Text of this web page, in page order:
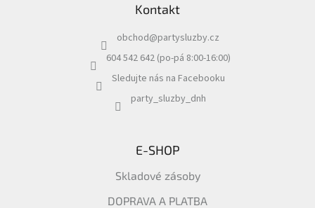
Kontakt
obchod@partysluzby.cz
604 542 642 (po-pá 8:00-16:00)
Sledujte nás na Facebooku
party_sluzby_dnh
E-SHOP
Skladové zásoby
DOPRAVA A PLATBA